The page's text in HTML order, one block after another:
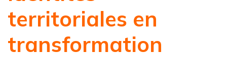
territoriales en
transformation